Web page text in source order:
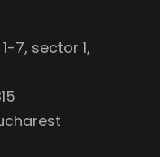
7, sector 1,